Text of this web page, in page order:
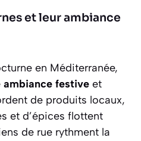
et leur ambiance
en Méditerranée,
ambiance festive et
de produits locaux,
et d’épices flottent
de rue rythment la